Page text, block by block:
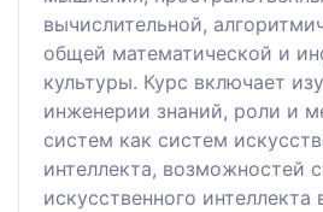
вычислительной,
общей математической и
культуры. Курс включает
инженерии знаний, роли и
систем как систем
интеллекта, возможностей
искусственного